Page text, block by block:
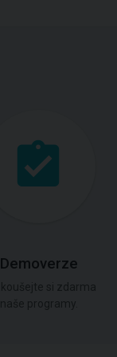
Demoverze